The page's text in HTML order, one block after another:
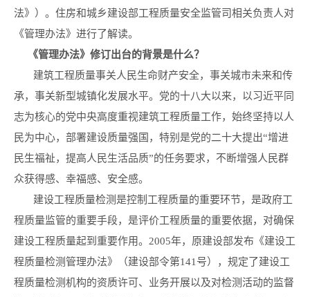
法》）。住房和城乡建设部工程质量安全监管司相关负责人对
《管理办法》进行了解读。
《管理办法》修订出台的背景是什么？
建筑工程质量事关人民生命财产安全，事关城市未来和传
承，事关新型城镇化发展水平。党的十八大以来，以习近平同
志为核心的党中央高度重视建筑工程质量工作，始终坚持以人
民为中心，部署建设质量强国，特别是党的二十大提出“增进
民生福祉，提高人民生活品质”的任务要求，不断增强人民群
众获得感、幸福感、安全感。
建设工程质量检测是控制工程质量的重要环节，是政府工
程质量监管的重要手段，是评价工程质量的重要依据，对确保
建设工程质量起到重要作用。2005年，原建设部发布《建设工
程质量检测管理办法》（建设部令第141号），规定了建设工
程质量检测机构的资质许可、业务开展以及对检测活动的监督